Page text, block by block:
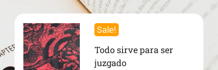
Sale!
Todo sirve para ser
juzgado